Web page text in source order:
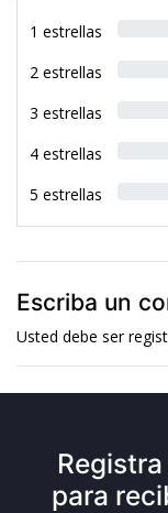
1 estrellas
2 estrellas
3 estrellas
4 estrellas
5 estrellas
Escriba un
Usted debe ser
para